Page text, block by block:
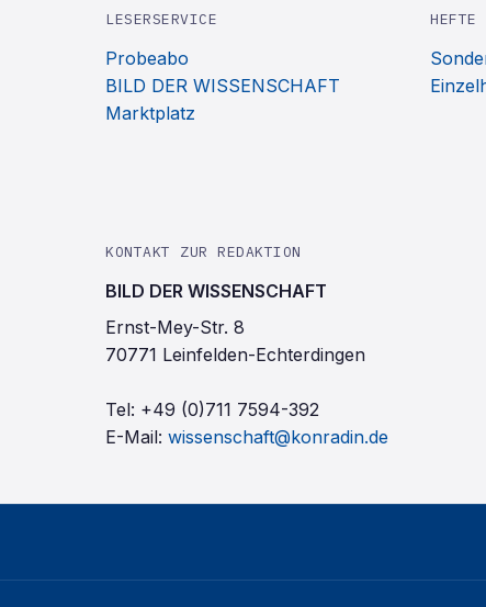
LESERSERVICE
Probeabo
BILD DER WISSENSCHAFT
Marktplatz
HEFTE
KONTAKT ZUR REDAKTION
BILD DER WISSENSCHAFT
Ernst-Mey-Str. 8
70771 Leinfelden-Echterdingen
Tel: +49 (0)711 7594-392
E-Mail: wissenschaft@konradin.de